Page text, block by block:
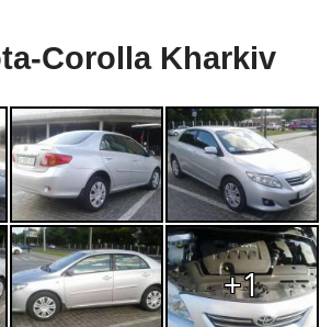
Corolla Kharkiv
+1